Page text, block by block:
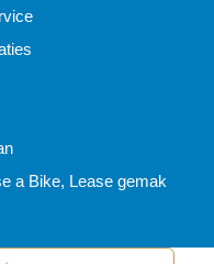
a Bike, Lease gemak